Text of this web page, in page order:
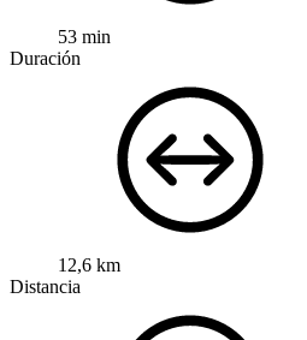
53 min
Duración
12,6 km
Distancia